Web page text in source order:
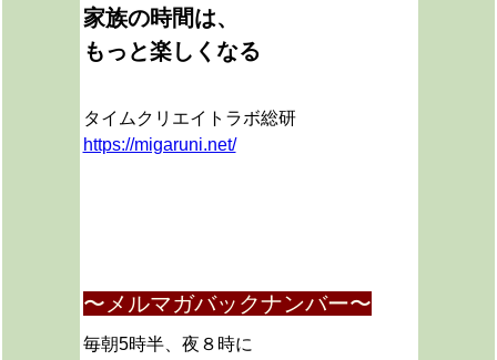
家族の時間は、
もっと楽しくなる
タイムクリエイトラボ総研
https://migaruni.net/
〜メルマガバックナンバー〜
毎朝5時半、夜８時に